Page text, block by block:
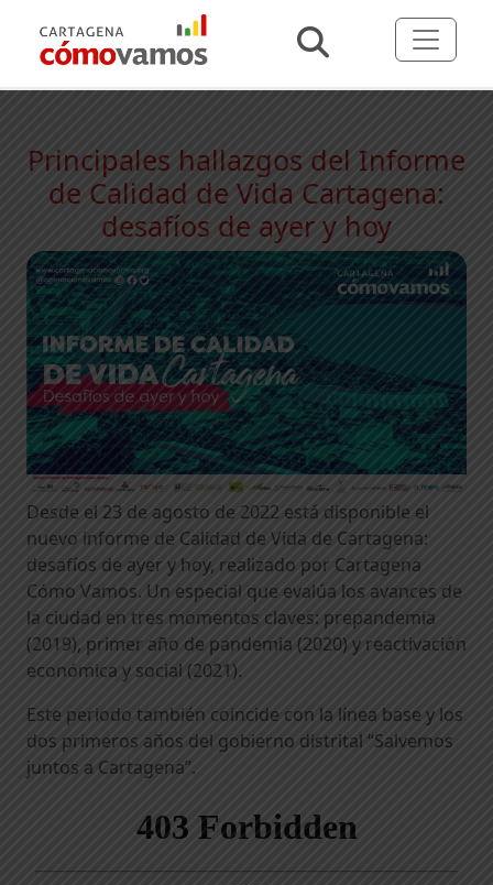
Principales hallazgos del Informe
de Calidad de Vida Cartagena:
desafíos de ayer y hoy
Desde el 23 de agosto de 2022 está disponible el
nuevo informe de Calidad de Vida de Cartagena:
desafíos de ayer y hoy, realizado por Cartagena
Cómo Vamos. Un especial que evalúa los avances de
la ciudad en tres momentos claves: prepandemia
(2019), primer año de pandemia (2020) y reactivación
económica y social (2021).
Este periodo también coincide con la línea base y los
dos primeros años del gobierno distrital “Salvemos
juntos a Cartagena”.